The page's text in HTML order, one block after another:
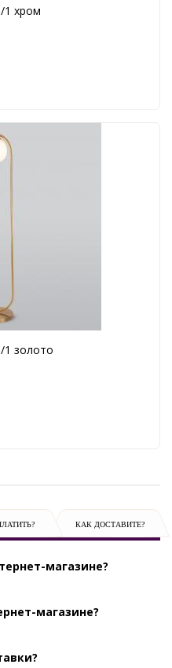
1 хром
1 золото
КАК ДОСТАВИТЕ?
магазине?
магазине?